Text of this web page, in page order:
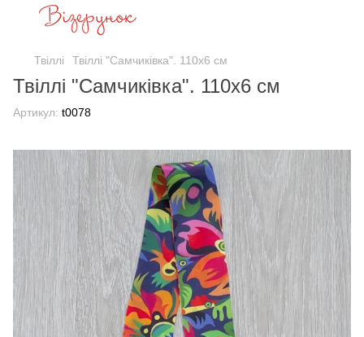
Твіллі Твіллі "Самчиківка". 110x6 см
Твіллі "Самчиківка". 110x6 см
Артикул: t0078